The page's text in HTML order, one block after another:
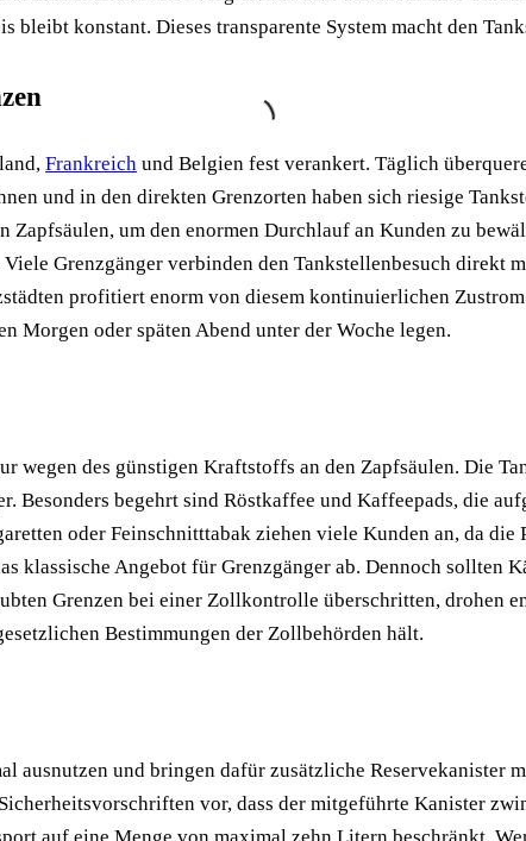
konstant. Dieses transparente System macht den
Frankreich und Belgien fest verankert. Täglich
und in den direkten Grenzorten haben sich riesige
um den enormen Durchlauf an Kunden zu
Grenzgänger verbinden den Tankstellenbesuch direkt
profitiert enorm von diesem kontinuierlichen
Morgen oder späten Abend unter der Woche legen.
wegen des günstigen Kraftstoffs an den Zapfsäulen. Die
Besonders begehrt sind Röstkaffee und Kaffeepads, die
oder Feinschnitttabak ziehen viele Kunden an, da
klassische Angebot für Grenzgänger ab. Dennoch sollten
Grenzen bei einer Zollkontrolle überschritten, drohen
Bestimmungen der Zollbehörden hält.
und bringen dafür zusätzliche Reservekanister
vor, dass der mitgeführte Kanister